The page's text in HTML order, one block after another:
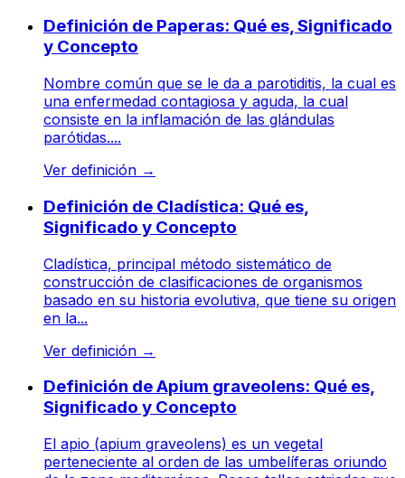
Definición de Paperas: Qué es, Significado
y Concepto
Nombre común que se le da a parotiditis, la cual es
una enfermedad contagiosa y aguda, la cual
consiste en la inflamación de las glándulas
parótidas....
Ver definición →
Definición de Cladística: Qué es,
Significado y Concepto
Cladística, principal método sistemático de
construcción de clasificaciones de organismos
basado en su historia evolutiva, que tiene su origen
en la...
Ver definición →
Definición de Apium graveolens: Qué es,
Significado y Concepto
El apio (apium graveolens) es un vegetal
perteneciente al orden de las umbelíferas oriundo